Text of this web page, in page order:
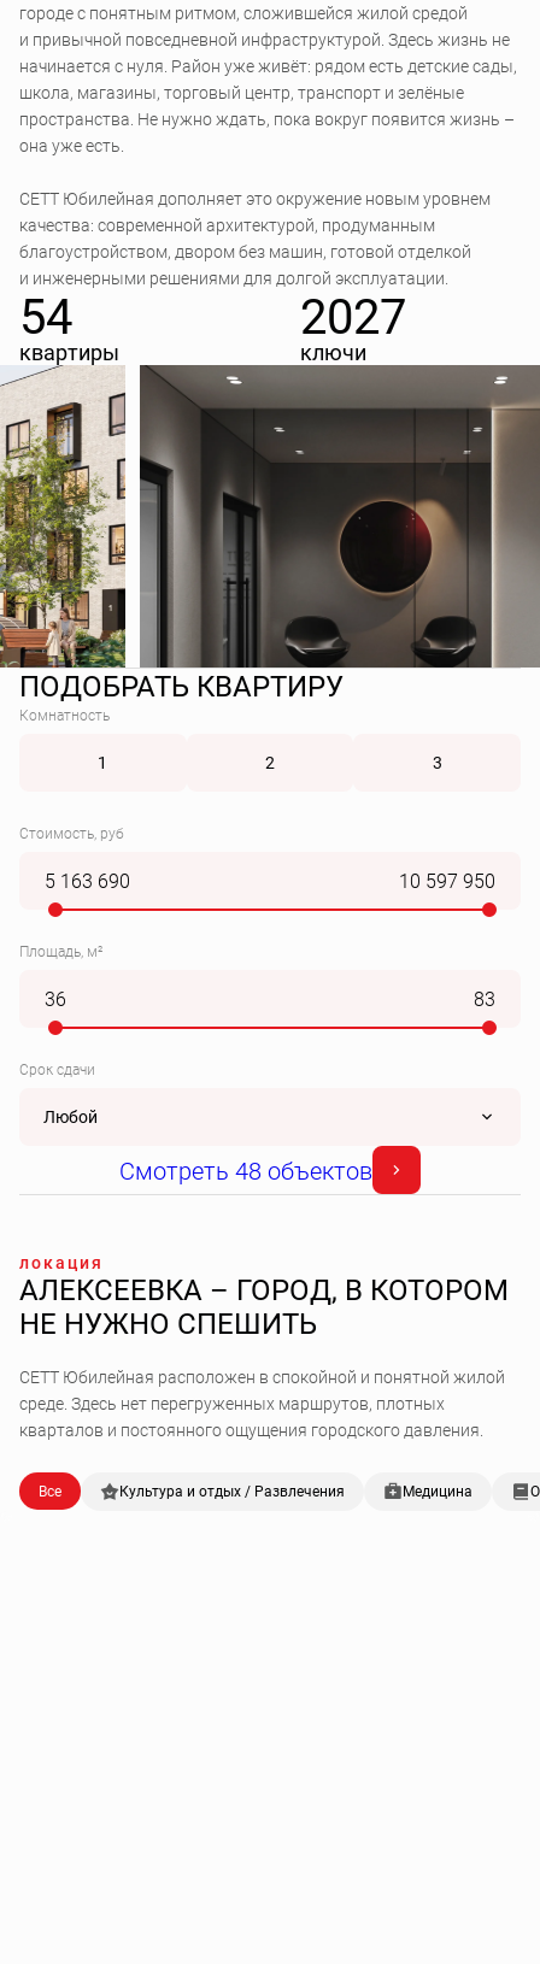
городе с понятным ритмом, сложившейся жилой средой
и привычной повседневной инфраструктурой. Здесь жизнь не
начинается с нуля. Район уже живёт: рядом есть детские сады,
школа, магазины, торговый центр, транспорт и зелёные
пространства. Не нужно ждать, пока вокруг появится жизнь –
она уже есть.
СЕТТ Юбилейная дополняет это окружение новым уровнем
качества: современной архитектурой, продуманным
благоустройством, двором без машин, готовой отделкой
и инженерными решениями для долгой эксплуатации.
54
квартиры
2027
ключи
ПОДОБРАТЬ КВАРТИРУ
Комнатность
1 2 3
Стоимость, руб
Площадь, м²
Срок сдачи
Любой
Смотреть 48 объектов
локация
АЛЕКСЕЕВКА – ГОРОД, В КОТОРОМ
НЕ НУЖНО СПЕШИТЬ
СЕТТ Юбилейная расположен в спокойной и понятной жилой
среде. Здесь нет перегруженных маршрутов, плотных
кварталов и постоянного ощущения городского давления.
Все Культура и отдых / Развлечения Медицина